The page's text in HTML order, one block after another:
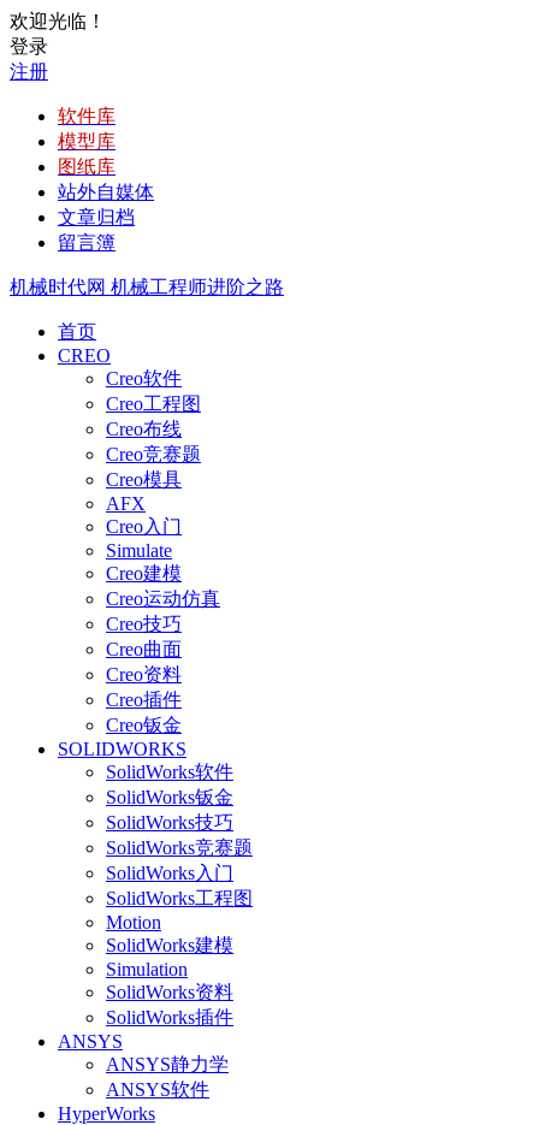
欢迎光临！
登录
注册
软件库
模型库
图纸库
站外自媒体
文章归档
留言簿
机械时代网 机械工程师进阶之路
首页
CREO
Creo软件
Creo工程图
Creo布线
Creo竞赛题
Creo模具
AFX
Creo入门
Simulate
Creo建模
Creo运动仿真
Creo技巧
Creo曲面
Creo资料
Creo插件
Creo钣金
SOLIDWORKS
SolidWorks软件
SolidWorks钣金
SolidWorks技巧
SolidWorks竞赛题
SolidWorks入门
SolidWorks工程图
Motion
SolidWorks建模
Simulation
SolidWorks资料
SolidWorks插件
ANSYS
ANSYS静力学
ANSYS软件
HyperWorks